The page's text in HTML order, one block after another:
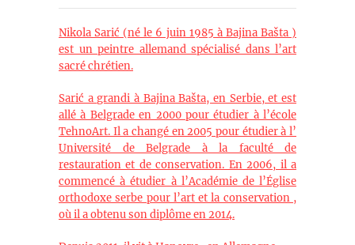
Nikola Sarić (né le 6 juin 1985 à Bajina Bašta )
est un peintre allemand spécialisé dans l’art
sacré chrétien.
Sarić a grandi à Bajina Bašta, en Serbie, et est
allé à Belgrade en 2000 pour étudier à l’école
TehnoArt. Il a changé en 2005 pour étudier à l’
Université de Belgrade à la faculté de
restauration et de conservation. En 2006, il a
commencé à étudier à l’Académie de l’Église
orthodoxe serbe pour l’art et la conservation ,
où il a obtenu son diplôme en 2014.